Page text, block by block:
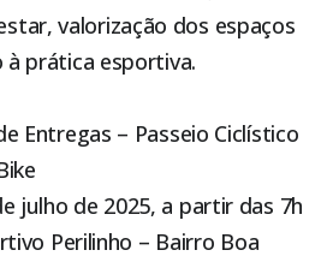
valorização dos espaços
à prática esportiva.
Entregas – Passeio Ciclístico
julho de 2025, a partir das 7h
Perilinho – Bairro Boa